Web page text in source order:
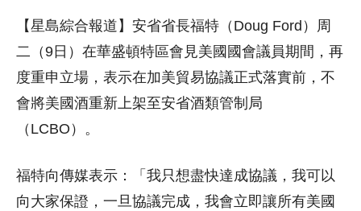
【星島綜合報道】安省省長福特（Doug Ford）周
二（9日）在華盛頓特區會見美國國會議員期間，再
度重申立場，表示在加美貿易協議正式落實前，不
會將美國酒重新上架至安省酒類管制局
（LCBO）。
福特向傳媒表示：「我只想盡快達成協議，我可以
向大家保證，一旦協議完成，我會立即讓所有美國